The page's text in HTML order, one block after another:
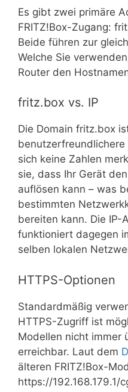
Es gibt zwei primäre
FRITZ!Box-Zugang:
Beide führen zur
Welche Sie
Router den
fritz.box vs. IP
Die Domain fritz.box
benutzerfreundlichere
sich keine Zahlen
sie, dass Ihr Gerät
auflösen kann – was
bestimmten
bereiten kann. Die IP-
funktioniert dagegen
selben lokalen
HTTPS-Optionen
Standardmäßig
HTTPS-Zugriff ist
Modellen nicht immer
erreichbar. Laut dem
älteren FRITZ!Box-
https://192.168.179.1/